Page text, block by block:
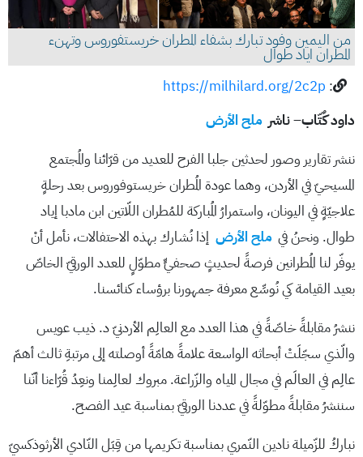
من اليمين وفود تبارك بشفاء المطران خريستفوروس وتهنء
المطران اياد طوال
:
https://milhilard.org/2c2p
داود كٌتّاب–ناشر ملح الأرض
ننشر تقارير وصور لحدثين جلبا الفرح للعديد من قرّائنا والمُجتمع
المسيحيّ في الأردن، وهما عودة المُطران خريستوفوروس بعد رحلةٍ
علاجيّةٍ في اليونان، واستمرارُ المُباركة للمُطران اللّاتين ابن مادبا إياد
طوال. ونحنُ في ملح الأرض إذا نُشارك بهذه الاحتفالات، نأمل أنْ
يوفّر لنا المُطرانين فرصةً لحديثٍ صحفيٍّ مطوّلٍ للعدد الورقيّ الخاصّ
بعيد القيامة كي نُوسِّع معرفة جمهورنا برؤساء كنائسنا.
ننشرُ مقابلةً خاصّةً في هذا العدد مع العالِم الأردنيّ د. ذيب عويس
والّذي سجّلَتْ أبحاثه الواسعة علامةً هامّةً أوصلته إلى مرتبةِ ثالث أهمّ
عالِم في العالَم في مجال المياه والزّراعة. مبروك لعالِمنا ونعِدُ قُرّاءنا أنّنا
سننشرُ مقابلةً مطوّلةً في عددنا الورقيّ بمناسبة عيد الفصح.
نباركُ للزّميلة نادين النّمري بمناسبة تكريمها من قِبَل النّادي الأرثوذكسيّ